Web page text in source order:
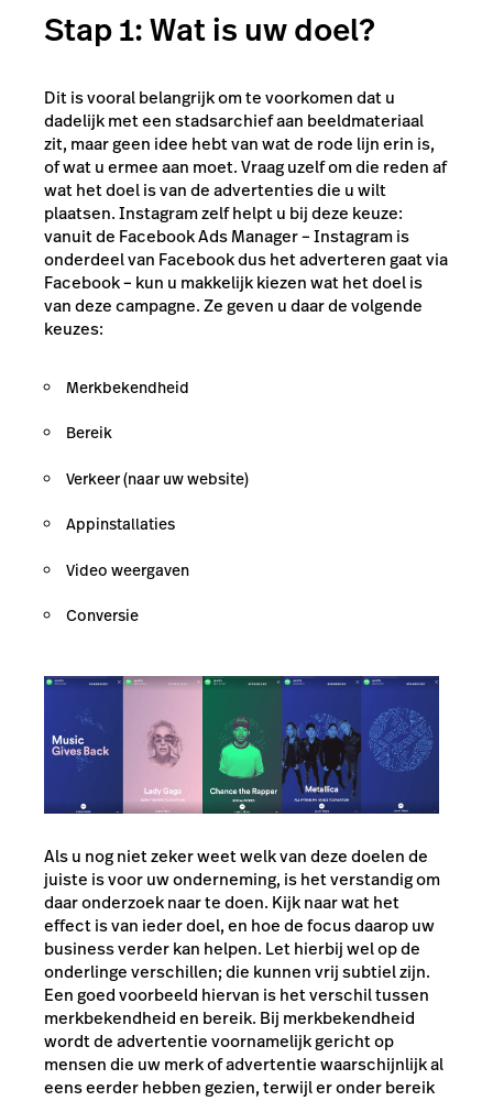
Stap 1: Wat is uw doel?
Dit is vooral belangrijk om te voorkomen dat u
dadelijk met een stadsarchief aan beeldmateriaal
zit, maar geen idee hebt van wat de rode lijn erin is,
of wat u ermee aan moet. Vraag uzelf om die reden af
wat het doel is van de advertenties die u wilt
plaatsen. Instagram zelf helpt u bij deze keuze:
vanuit de Facebook Ads Manager – Instagram is
onderdeel van Facebook dus het adverteren gaat via
Facebook – kun u makkelijk kiezen wat het doel is
van deze campagne. Ze geven u daar de volgende
keuzes:
Merkbekendheid
Bereik
Verkeer (naar uw website)
Appinstallaties
Video weergaven
Conversie
Als u nog niet zeker weet welk van deze doelen de
juiste is voor uw onderneming, is het verstandig om
daar onderzoek naar te doen. Kijk naar wat het
effect is van ieder doel, en hoe de focus daarop uw
business verder kan helpen. Let hierbij wel op de
onderlinge verschillen; die kunnen vrij subtiel zijn.
Een goed voorbeeld hiervan is het verschil tussen
merkbekendheid en bereik. Bij merkbekendheid
wordt de advertentie voornamelijk gericht op
mensen die uw merk of advertentie waarschijnlijk al
eens eerder hebben gezien, terwijl er onder bereik